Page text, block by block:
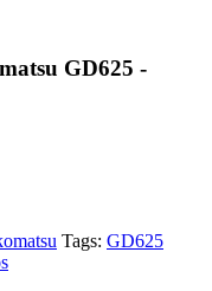
GD625 -
Tags: GD625